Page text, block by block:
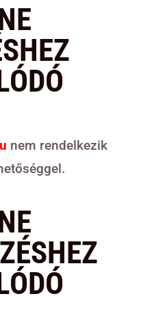
nem rendelkezik